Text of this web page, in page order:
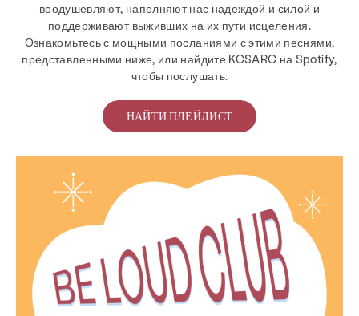
воодушевляют, наполняют нас надеждой и силой и
поддерживают выживших на их пути исцеления.
Ознакомьтесь с мощными посланиями с этими песнями,
представленными ниже, или найдите KCSARC на Spotify,
чтобы послушать.
НАЙТИ ПЛЕЙЛИСТ